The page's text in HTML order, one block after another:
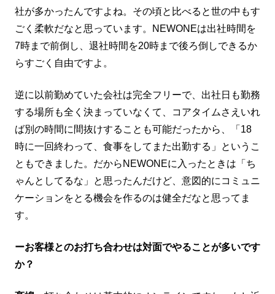
社が多かったんですよね。その頃と比べると世の中もす
ごく柔軟だなと思っています。NEWONEは出社時間を
7時まで前倒し、退社時間を20時まで後ろ倒しできるか
らすごく自由ですよ。
逆に以前勤めていた会社は完全フリーで、出社日も勤務
する場所も全く決まっていなくて、コアタイムさえいれ
ば別の時間に間抜けすることも可能だったから、「18
時に一回終わって、食事をしてまた出勤する」というこ
ともできました。だからNEWONEに入ったときは「ち
ゃんとしてるな」と思ったんだけど、意図的にコミュニ
ケーションをとる機会を作るのは健全だなと思ってま
す。
ーお客様とのお打ち合わせは対面でやることが多いです
か？